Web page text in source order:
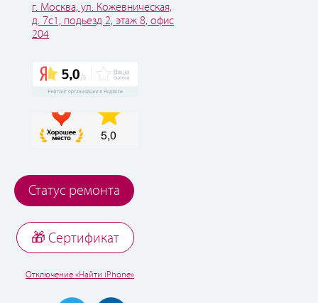
г. Москва, ул. Кожевническая,
д. 7с1, подьезд 2, этаж 8, офис
204
Статус ремонта
🎁 Cертификат
Отключение «Найти iPhone»